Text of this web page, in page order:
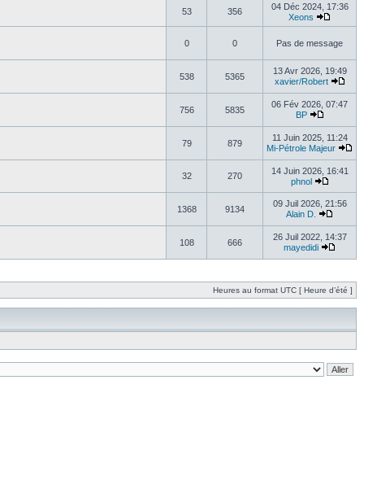
53 356
04 Déc 2024, 17:36
Xeons
0 0 Pas de message
538 5365
13 Avr 2026, 19:49
xavier/Robert
756 5835
06 Fév 2026, 07:47
BP
79 879
11 Juin 2025, 11:24
Mi-Pétrole Majeur
32 270
14 Juin 2026, 16:41
phnol
1368 9134
09 Juil 2026, 21:56
Alain D.
108 666
26 Juil 2022, 14:37
mayedidi
Heures au format UTC [ Heure d’été ]